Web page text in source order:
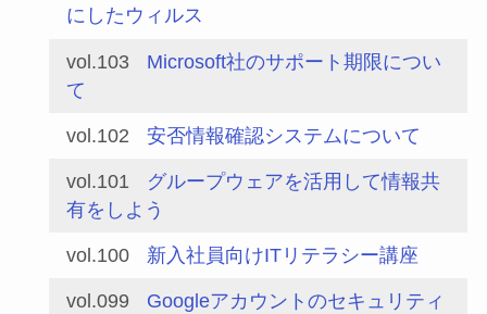
にしたウィルス
vol.103
Microsoft社のサポート期限につい
て
vol.102 安否情報確認システムについて
vol.101
グループウェアを活用して情報共
有をしよう
vol.100 新入社員向けITリテラシー講座
vol.099
Googleアカウントのセキュリティ